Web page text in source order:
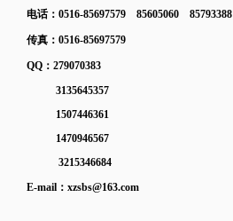
电话：0516-85697579 85605060 85793388
传真：0516-85697579
QQ：279070383
3135645357
1507446361
1470946567
3215346684
E-mail： xzsbs@163.com